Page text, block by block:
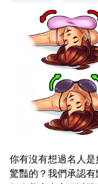
你有沒有想過名人
驚豔的？我們承認